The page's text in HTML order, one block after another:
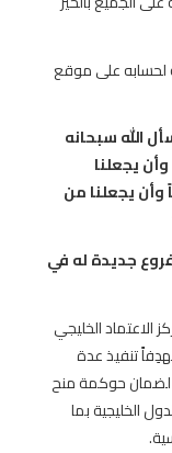
لحسابه على موقع
الله سبحانه
يجعلنا
يجعلنا من
جديدة له في
الاعتماد الخليجي
تنفيذ عدة
لضمان حوكمة منح
الخليجية بما